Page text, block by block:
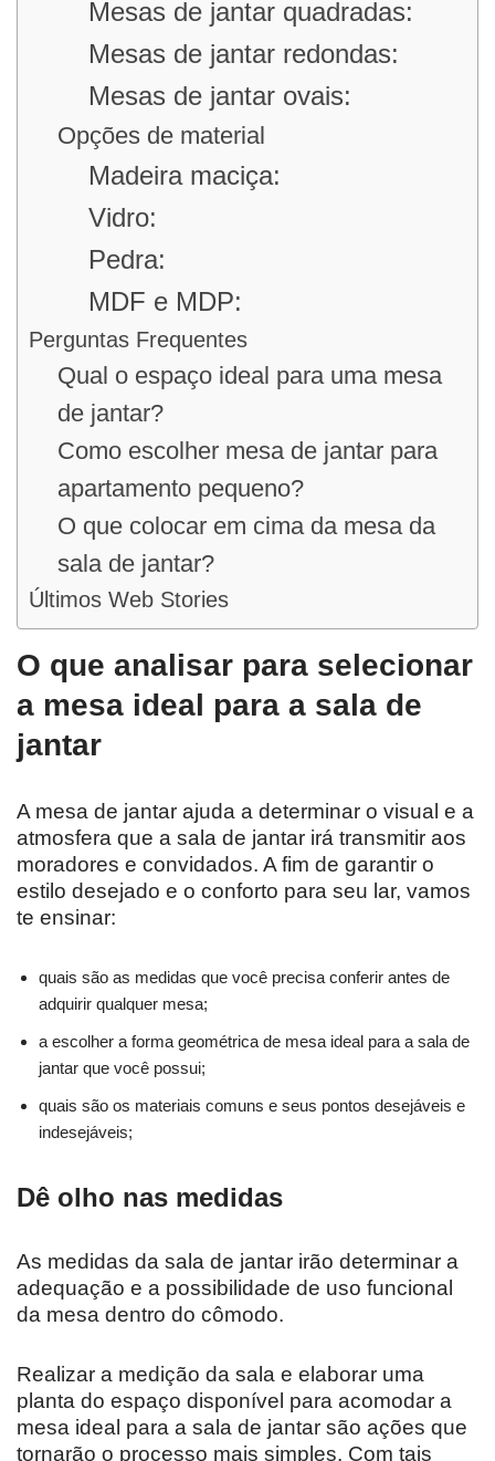
Mesas de jantar quadradas:
Mesas de jantar redondas:
Mesas de jantar ovais:
Opções de material
Madeira maciça:
Vidro:
Pedra:
MDF e MDP:
Perguntas Frequentes
Qual o espaço ideal para uma mesa
de jantar?
Como escolher mesa de jantar para
apartamento pequeno?
O que colocar em cima da mesa da
sala de jantar?
Últimos Web Stories
O que analisar para selecionar
a mesa ideal para a sala de
jantar
A mesa de jantar ajuda a determinar o visual e a
atmosfera que a sala de jantar irá transmitir aos
moradores e convidados. A fim de garantir o
estilo desejado e o conforto para seu lar, vamos
te ensinar:
quais são as medidas que você precisa conferir antes de
adquirir qualquer mesa;
a escolher a forma geométrica de mesa ideal para a sala de
jantar que você possui;
quais são os materiais comuns e seus pontos desejáveis e
indesejáveis;
Dê olho nas medidas
As medidas da sala de jantar irão determinar a
adequação e a possibilidade de uso funcional
da mesa dentro do cômodo.
Realizar a medição da sala e elaborar uma
planta do espaço disponível para acomodar a
mesa ideal para a sala de jantar são ações que
tornarão o processo mais simples. Com tais